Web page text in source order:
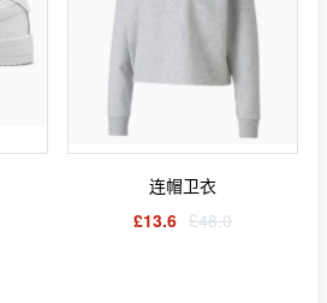
连帽卫衣
£13.6 £48.0